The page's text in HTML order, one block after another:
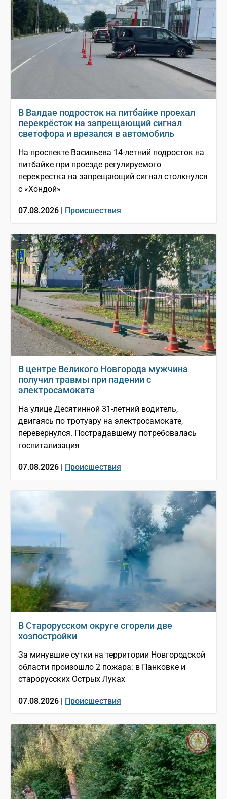
В Валдае подросток на питбайке проехал
перекрёсток на запрещающий сигнал
светофора и врезался в автомобиль
На проспекте Васильева 14-летний подросток на
питбайке при проезде регулируемого
перекрестка на запрещающий сигнал столкнулся
с «Хондой»
07.08.2026 | Происшествия
В центре Великого Новгорода мужчина
получил травмы при падении с
электросамоката
На улице Десятинной 31-летний водитель,
двигаясь по тротуару на электросамокате,
перевернулся. Пострадавшему потребовалась
госпитализация
07.08.2026 | Происшествия
В Старорусском округе сгорели две
хозпостройки
За минувшие сутки на территории Новгородской
области произошло 2 пожара: в Панковке и
старорусских Острых Луках
07.08.2026 | Происшествия